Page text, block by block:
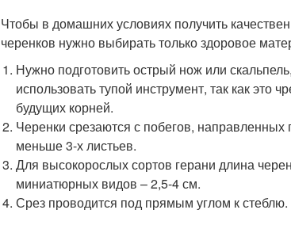
Чтобы в домашних условиях получить
черенков нужно выбирать только здоровое
Нужно подготовить острый нож или
использовать тупой инструмент, так как
будущих корней.
Черенки срезаются с побегов,
меньше 3-х листьев.
Для высокорослых сортов герани длина
миниатюрных видов – 2,5-4 см.
Срез проводится под прямым углом к стеблю.